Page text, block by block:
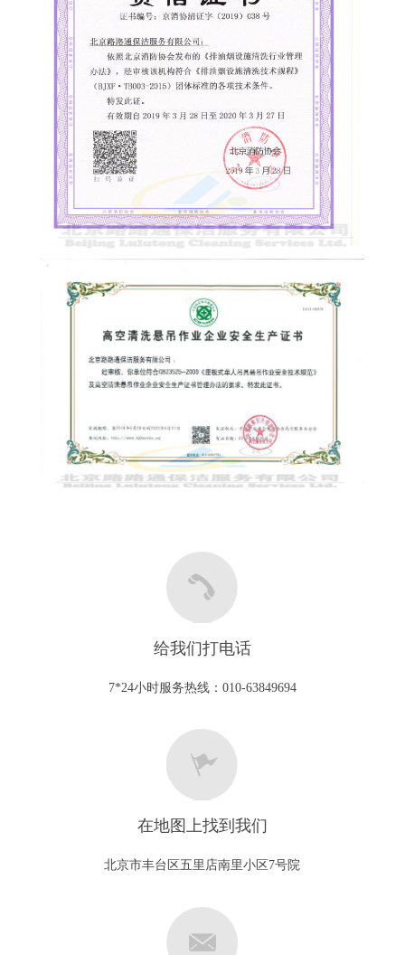
给我们打电话
7*24小时服务热线：010-63849694
在地图上找到我们
北京市丰台区五里店南里小区7号院